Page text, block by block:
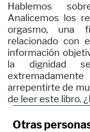
Hablemos
Analicemos los
orgasmo, una
relacionado con
información
la dignidad
arrepentirte de
de leer este libro.
Otras